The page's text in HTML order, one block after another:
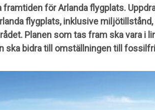
för Arlanda flygplats.
flygplats, inklusive
Planen som tas fram ska vara i
ska bidra till omställningen till